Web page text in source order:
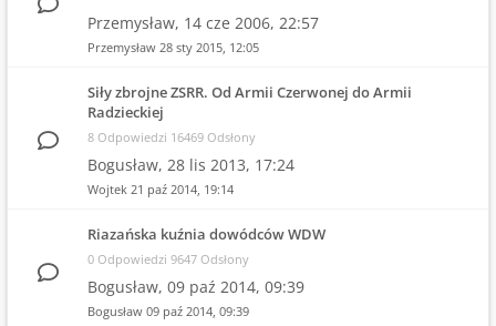
Przemysław, 14 cze 2006, 22:57
Przemysław 28 sty 2015, 12:05
Siły zbrojne ZSRR. Od Armii Czerwonej do Armii
Radzieckiej
8 Odpowiedzi 16469 Odsłony
Bogusław, 28 lis 2013, 17:24
Wojtek 21 paź 2014, 19:14
Riazańska kuźnia dowódców WDW
0 Odpowiedzi 9647 Odsłony
Bogusław, 09 paź 2014, 09:39
Bogusław 09 paź 2014, 09:39